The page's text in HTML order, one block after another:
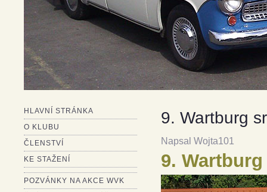
HLAVNÍ STRÁNKA
O KLUBU
ČLENSTVÍ
KE STAŽENÍ
POZVÁNKY NA AKCE WVK
9. Wartburg
Napsal Wojta101
9.